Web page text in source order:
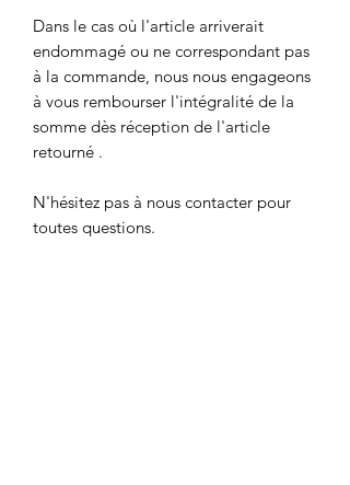
Dans le cas où l'article arriverait
endommagé ou ne correspondant pas
à la commande, nous nous engageons
à vous rembourser l'intégralité de la
somme dès réception de l'article
retourné .
N'hésitez pas à nous contacter pour
toutes questions.